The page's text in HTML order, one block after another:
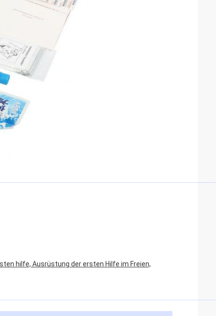
hilfe, Ausrüstung der ersten Hilfe im Freien,